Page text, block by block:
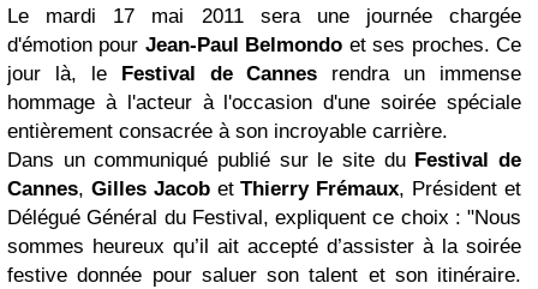
Le mardi 17 mai 2011 sera une journée chargée
d'émotion pour Jean-Paul Belmondo et ses proches. Ce
jour là, le Festival de Cannes rendra un immense
hommage à l'acteur à l'occasion d'une soirée spéciale
entièrement consacrée à son incroyable carrière.
Dans un communiqué publié sur le site du Festival de
Cannes, Gilles JacobetThierry Frémaux, Président et
Délégué Général du Festival, expliquent ce choix : "Nous
sommes heureux qu’il ait accepté d’assister à la soirée
festive donnée pour saluer son talent et son itinéraire.